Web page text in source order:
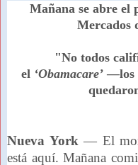
Mañana se abre el
Mercados
"No todos
el ‘Obamacare’ —los
Nueva York— El
está aquí. Mañana